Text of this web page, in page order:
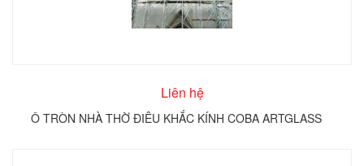
Liên hệ
Ô TRÒN NHÀ THỜ ĐIÊU KHẮC KÍNH COBA ARTGLASS